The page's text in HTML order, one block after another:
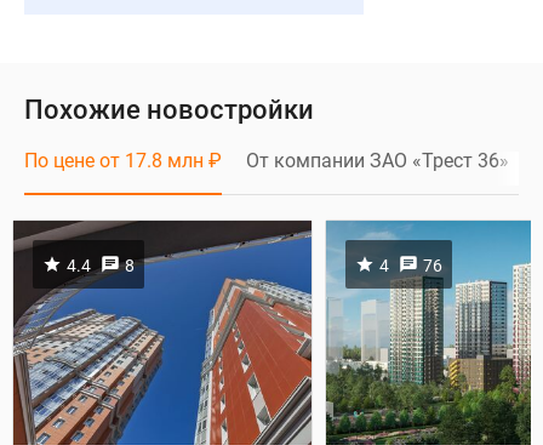
Похожие новостройки
По цене от 17.8 млн ₽ От компании ЗАО «Трест 36»
4.4 8 4 76